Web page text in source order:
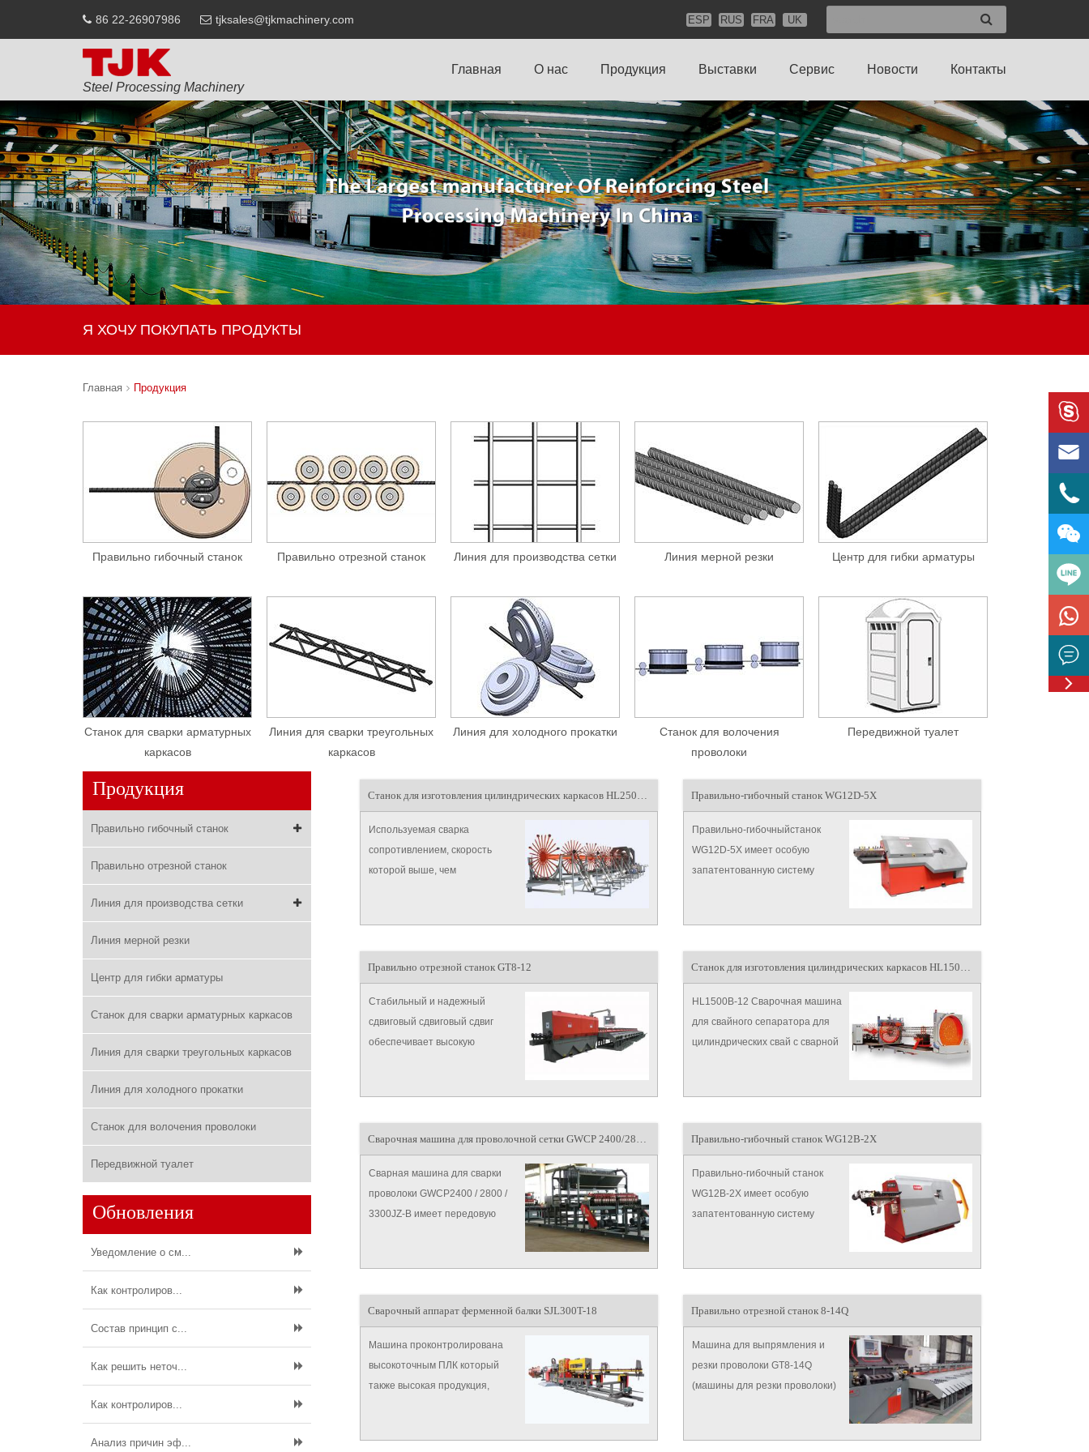
86 22-26907986 tjksales@tjkmachinery.com ESP RUS FRA UK
Steel Processing Machinery
Главная О нас Продукция Выставки Сервис Новости Контакты
Я ХОЧУ ПОКУПАТЬ ПРОДУКТЫ
Главная Продукция
Правильно гибочный станок Правильно отрезной станок Линия для производства сетки Линия мерной резки Центр для гибки арматуры
Станок для сварки арматурных
каркасов
Линия для сварки треугольных
каркасов
Линия для холодного прокатки
Станок для волочения
проволоки
Передвижной туалет
Станок для изготовления цилиндрических каркасов HL2500E-X
Используемая сварка
сопротивлением, скорость
которой выше, чем
сварки диоксидом углерода,
экономии энергии и экономии и
Правильно-гибочный станок WG12D-5X
Правильно-гибочныйстанок
WG12D-5X имеет особую
запатентованную систему
Правильно отрезной станок GT8-12
Стабильный и надежный
сдвиговый сдвиговый сдвиг
обеспечивает высокую
что связано с высокой частотой
и высокими рабочими
HL1500B-12 Сварочная машина
для свайного сепаратора для
цилиндрических свай с сварной
Сварная машина для сварки
проволоки GWCP2400 / 2800 /
3300JZ-B имеет передовую
высокая эффективность и
высокая выносливость и
Правильно-гибочный станок WG12B-2X
Правильно-гибочный станок
WG12B-2X имеет особую
запатентованную систему
Сварочный аппарат ферменной балки SJL300T-18
Машина проконтролирована
высокоточным ПЛК который
также высокая продукция,
Правильно отрезной станок 8-14Q
Машина для выпрямления и
резки проволоки GT8-14Q
(машины для резки проволоки)
Продукция
Правильно гибочный станок
Правильно отрезной станок
Линия для производства сетки
Линия мерной резки
Центр для гибки арматуры
Станок для сварки арматурных каркасов
Линия для сварки треугольных каркасов
Линия для холодного прокатки
Станок для волочения проволоки
Передвижной туалет
Обновления
Уведомление о см...
Как контролиров...
Состав принцип с...
Как решить неточ...
Как контролиров...
Анализ причин эф...






